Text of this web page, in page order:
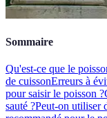
Sommaire
Qu'est-ce que le
de cuissonErreurs à
pour saisir le poisson ?
sauté ?Peut-on utiliser